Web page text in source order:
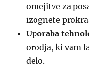
omejitve za
izognete
Uporaba
orodja, ki vam
delo.